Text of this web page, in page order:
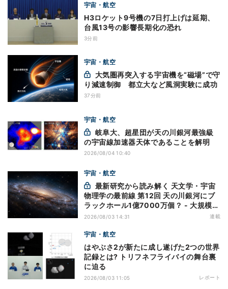
宇宙・航空
H3ロケット9号機の7日打上げは延期、
台風13号の影響長期化の恐れ
3分前
宇宙・航空
り減速制御 都立大など風洞実験に成功
37分前
宇宙・航空
の宇宙線加速器天体であることを解明
2026/08/04 10:40
宇宙・航空
物理学の最前線 第12回 天の川銀河にブ
ラックホール1億7000万個？ - 大規模計
算が描くその分布
2026/08/03 14:31 連載
宇宙・航空
はやぶさ2が新たに成し遂げた2つの世界
記録とは? トリフネフライバイの舞台裏
に迫る
2026/08/03 11:05 レポート